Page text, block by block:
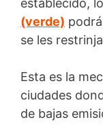
establecido,
(verde)
se les
Esta es la
ciudades
de bajas